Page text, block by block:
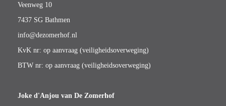
Veenweg 10
7437 SG Bathmen
info@dezomerhof.nl
KvK nr: op aanvraag (veiligheidsoverweging)
BTW nr: op aanvraag (veiligheidsoverweging)
Joke d'Anjou van De Zomerhof